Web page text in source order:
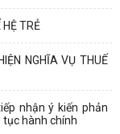
TRẺ
NGHĨA VỤ THUẾ
nhận ý kiến phản
tục hành chính